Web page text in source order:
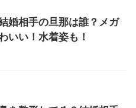
婚相手の旦那は誰？メガ
いい！水着姿も！